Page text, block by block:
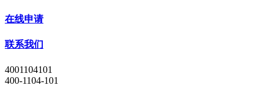
在线申请
联系我们
4001104101
400-1104-101